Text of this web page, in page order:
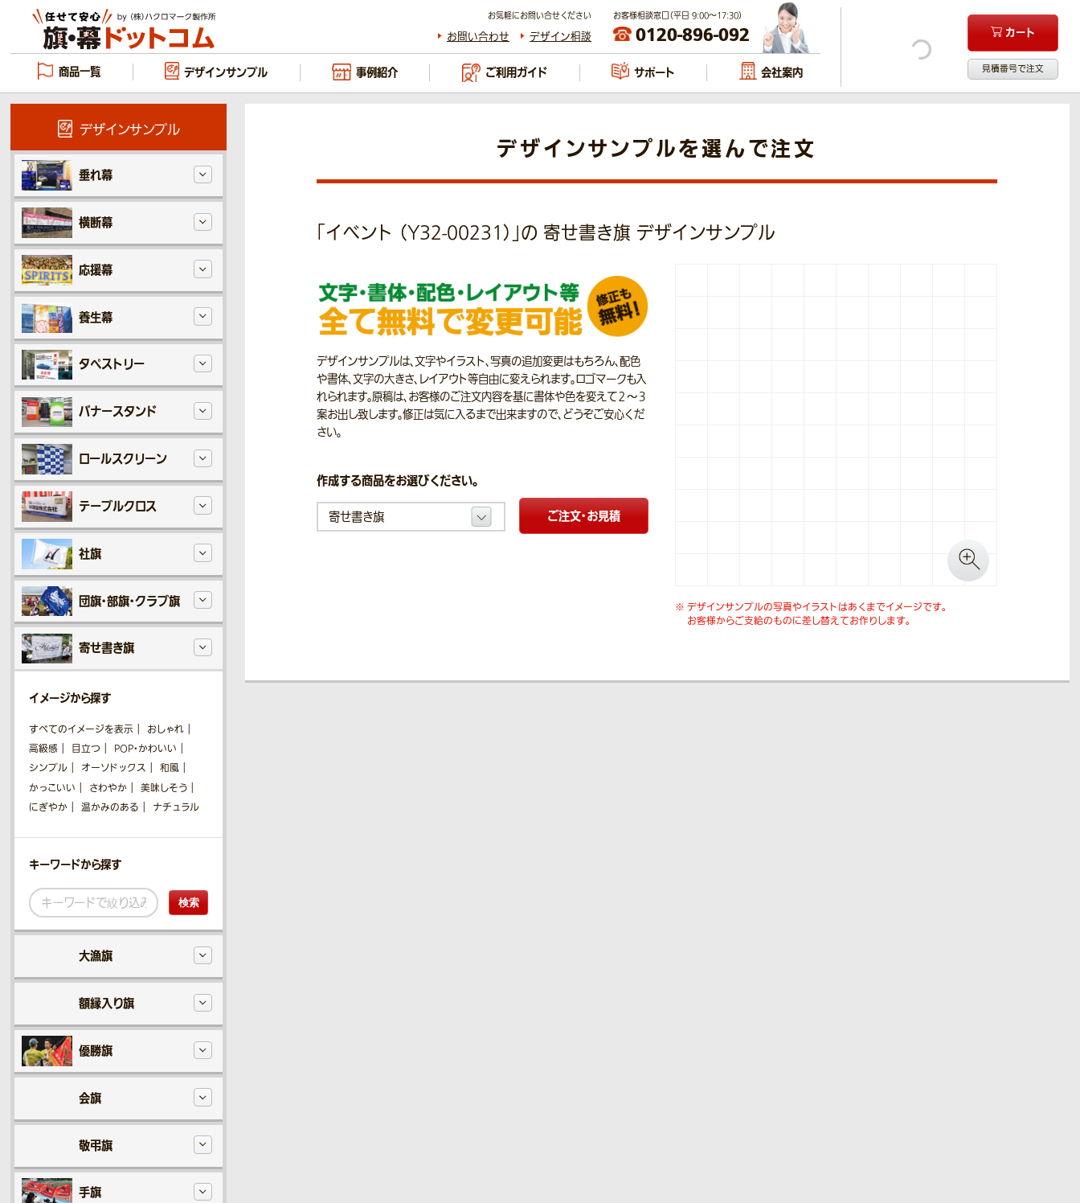
お気軽にお問い合せください
お問い合わせ デザイン相談
お客様相談窓口（平日 9:00～17:30）
0120-896-092 カート
見積番号で注文
商品一覧 デザインサンプル 事例紹介 ご利用ガイド サポート 会社案内
デザインサンプルを選んで注文
「イベント （Y32-00231）」の 寄せ書き旗 デザインサンプル
デザインサンプルの写真やイラストはあくまでイメージです。
お客様からご支給のものに差し替えてお作りします。
デザインサンプルは、文字やイラスト、写真の追加変更はもちろん、配色
や書体、文字の大きさ、レイアウト等自由に変えられます。ロゴマークも入
れられます。原稿は、お客様のご注文内容を基に書体や色を変えて２～３
案お出し致します。修正は気に入るまで出来ますので、どうぞご安心くだ
さい。
作成する商品をお選びください。
ご注文・お見積
デザインサンプル
垂れ幕
横断幕
応援幕
養生幕
タペストリー
バナースタンド
ロールスクリーン
テーブルクロス
社旗
団旗・部旗・クラブ旗
寄せ書き旗
イメージから探す
すべてのイメージを表示
おしゃれ
高級感
目立つ
POP・かわいい
シンプル
オーソドックス
和風
かっこいい
さわやか
美味しそう
にぎやか
温かみのある ナチュラル
キーワードから探す
検索
大漁旗
額縁入り旗
優勝旗
会旗
敬弔旗
手旗